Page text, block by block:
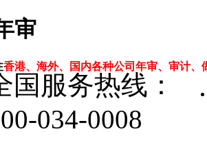
审
香港、海外、国内各种公司年审、审计、
国服务热线：
034-0008